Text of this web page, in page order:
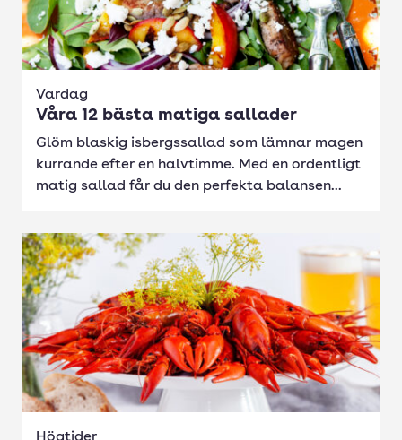
Vardag
Våra 12 bästa matiga sallader
Glöm blaskig isbergssallad som lämnar magen
kurrande efter en halvtimme. Med en ordentligt
matig sallad får du den perfekta balansen...